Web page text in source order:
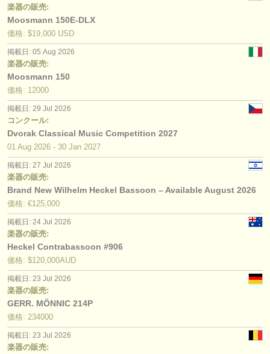
楽器の販売:
Moosmann 150E-DLX
価格: $19,000 USD
掲載日: 05 Aug 2026
楽器の販売:
Moosmann 150
価格: 12000
掲載日: 29 Jul 2026
コンクール:
Dvorak Classical Music Competition 2027
01 Aug 2026 - 30 Jan 2027
掲載日: 27 Jul 2026
楽器の販売:
Brand New Wilhelm Heckel Bassoon – Available August 2026
価格: €125,000
掲載日: 24 Jul 2026
楽器の販売:
Heckel Contrabassoon #906
価格: $120,000AUD
掲載日: 23 Jul 2026
楽器の販売:
GERR. MÖNNIC 214P
価格: 234000
掲載日: 23 Jul 2026
楽器の販売: